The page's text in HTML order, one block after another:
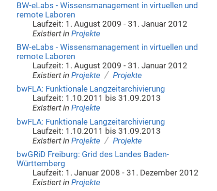
BW-eLabs - Wissensmanagement in virtuellen und
remote Laboren
Laufzeit: 1. August 2009 - 31. Januar 2012
Existiert in Projekte
BW-eLabs - Wissensmanagement in virtuellen und
remote Laboren
Laufzeit: 1. August 2009 - 31. Januar 2012
Existiert in Projekte / Projekte
bwFLA: Funktionale Langzeitarchivierung
Laufzeit: 1.10.2011 bis 31.09.2013
Existiert in Projekte
bwFLA: Funktionale Langzeitarchivierung
Laufzeit: 1.10.2011 bis 31.09.2013
Existiert in Projekte / Projekte
bwGRiD Freiburg: Grid des Landes Baden-
Württemberg
Laufzeit: 1. Januar 2008 - 31. Dezember 2012
Existiert in Projekte